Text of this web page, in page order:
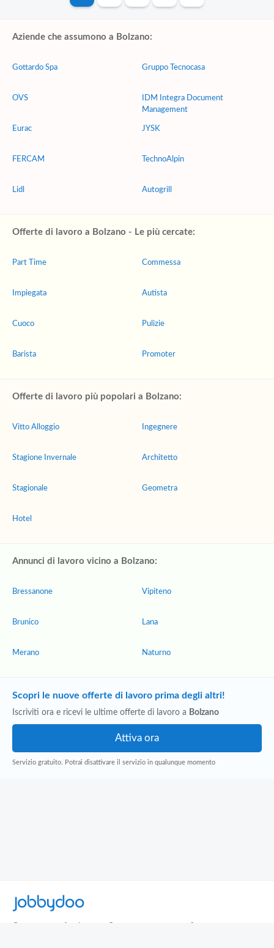
Aziende che assumono a Bolzano:
Gottardo Spa
OVS
Eurac
FERCAM
Lidl
Gruppo Tecnocasa
IDM Integra Document
Management
JYSK
TechnoAlpin
Autogrill
Offerte di lavoro a Bolzano - Le più cercate:
Part Time
Impiegata
Cuoco
Barista
Commessa
Autista
Pulizie
Promoter
Offerte di lavoro più popolari a Bolzano:
Vitto Alloggio
Stagione Invernale
Stagionale
Hotel
Ingegnere
Architetto
Geometra
Annunci di lavoro vicino a Bolzano:
Bressanone
Brunico
Merano
Vipiteno
Lana
Naturno
Scopri le nuove offerte di lavoro prima degli altri!
Iscriviti ora e ricevi le ultime offerte di lavoro a Bolzano
Servizio gratuito. Potrai disattivare il servizio in qualunque momento
Jobbydoo